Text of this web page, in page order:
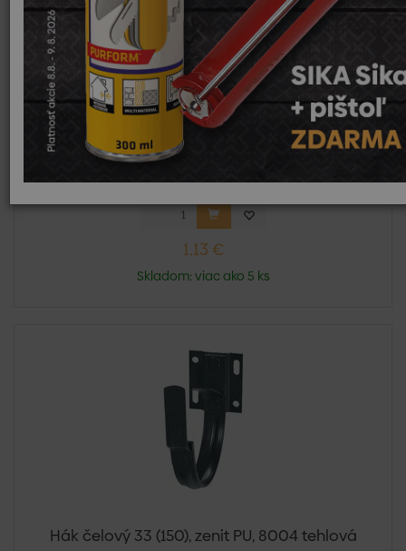
Čelo 33 (150), zenit PU, 8004 tehlová
Odkvapový systém Zenit pre odvod dažďovej vody
1,13 €
Skladom: viac ako 5 ks
Hák čelový 33 (150), zenit PU, 8004 tehlová